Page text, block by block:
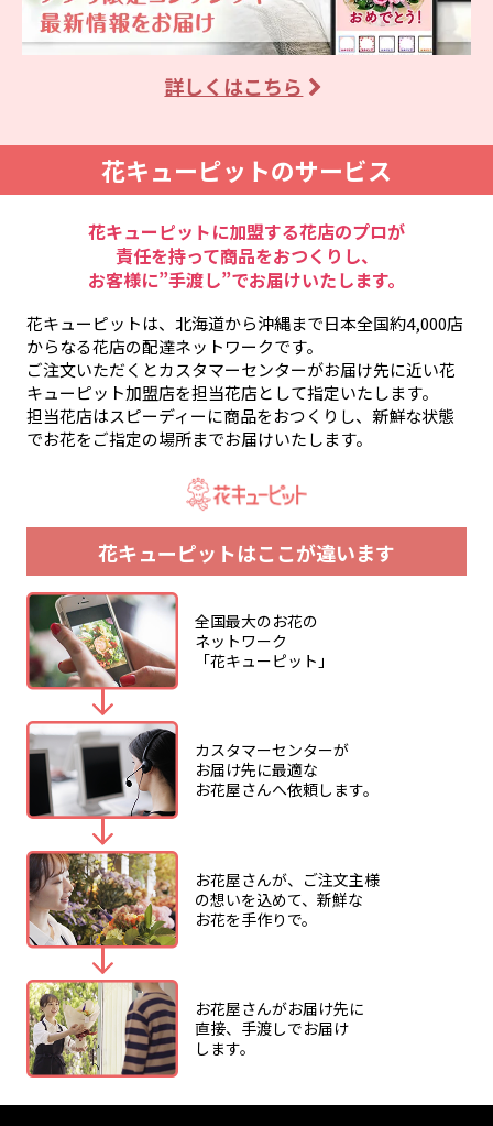
＜フォロー＆リポストで当たる＞
抽選の上、当選者へはご応募いただいたX（旧
Twitter）のアカウント宛てに当選DM（ダイレクト
選のご連絡とプレゼントに関するご案内をさせてい
ただきます。
力をお願いします。
詳細は、花キューピット【公式】アカウント
「@i8791」のポストをご確認ください。
＜Wチャンスで当たる＞
キャンペーン期間終了後に抽選の上、当選者へはご
応募いただいたX（旧Twitter）のアカウント宛てに
当選DM（ダイレクトメッセージ）を送付いたしま
す。
フォローいただいたアカウント「@i8791」から、当
選のご連絡とプレゼントに関するご案内をさせてい
メッセージ内にある当選フォームより期間内にご入
力をお願いします。
詳細は、花キューピット【公式】アカウント
「@i8791」のポストをご確認ください。
応募者のフォロワー数が一定以上であることを当選
条件とする場合がございます。
当選が無効となった場合、その後、賞品の送付依頼
をいただいたとしても一切受け付けかねます。な
お、無効となった当選が発生した場合、当選人数は
上記記載の数に達しないことがあります。
当選のご連絡の際には、賞品送付のために必要な情
報をお伺いします。
弊社は、当選者にご提供いただいたこれらの情報を
賞品送付、および賞品送付に必要な諸連絡のために
のみ使用し、その他の目的には一切使用いたしませ
ん。
当選の連絡後、必要な情報をご提供いただけない場
合、当選を無効とさせていただきますのでご注意く
ださい。
またご提供情報に誤りがあるために賞品を送付でき
ない場合（誤送信された場合を含みます）、当選を
無効とさせていただきますのでご注意ください。
景品表示法の規定により、弊社で実施中の他のキャ
詳しくはこちら
花キューピットのサービス
花キューピットに加盟する花店のプロが
責任を持って商品をおつくりし、
お客様に”手渡し”でお届けいたします。
花キューピットは、北海道から沖縄まで日本全国約4,000店
からなる花店の配達ネットワークです。
ご注文いただくとカスタマーセンターがお届け先に近い花
キューピット加盟店を担当花店として指定いたします。
担当花店はスピーディーに商品をおつくりし、新鮮な状態
でお花をご指定の場所までお届けいたします。
花キューピットはここが違います
全国最大のお花の
ネットワーク
「花キューピット」
カスタマーセンターが
お届け先に最適な
お花屋さんへ依頼します。
お花屋さんが、ご注文主様
の想いを込めて、新鮮な
お花を手作りで。
お花屋さんがお届け先に
直接、手渡しでお届け
します。